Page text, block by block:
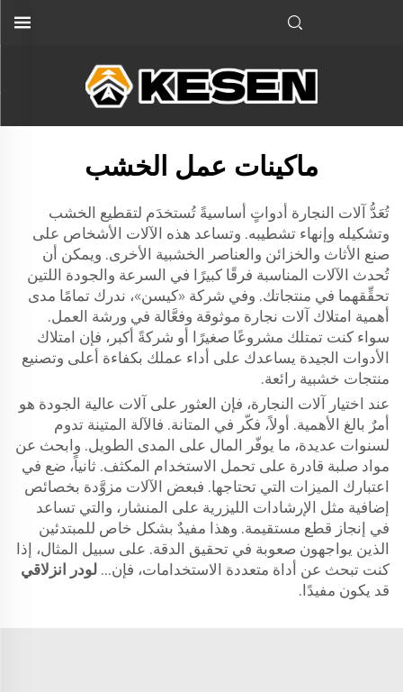
ماكينات عمل الخشب
تُعَدُّ آلات النجارة أدواتٍ أساسيةً تُستخدَم لتقطيع الخشب
وتشكيله وإنهاء تشطيبه. وتساعد هذه الآلات الأشخاص على
صنع الأثاث والخزائن والعناصر الخشبية الأخرى. ويمكن أن
تُحدث الآلات المناسبة فرقًا كبيرًا في السرعة والجودة اللتين
تحقِّقهما في منتجاتك. وفي شركة «كيسن»، ندرك تمامًا مدى
أهمية امتلاك آلات نجارة موثوقة وفعَّالة في ورشة العمل.
سواء كنت تمتلك مشروعًا صغيرًا أو شركةً أكبر، فإن امتلاك
الأدوات الجيدة يساعدك على أداء عملك بكفاءة أعلى وتصنيع
منتجات خشبية رائعة.
عند اختيار آلات النجارة، فإن العثور على آلات عالية الجودة هو
أمرٌ بالغ الأهمية. أولاً، فكّر في المتانة. فالآلة المتينة تدوم
لسنوات عديدة، ما يوفّر المال على المدى الطويل. وابحث عن
مواد صلبة قادرة على تحمل الاستخدام المكثف. ثانياً، ضع في
اعتبارك الميزات التي تحتاجها. فبعض الآلات مزوَّدة بخصائص
إضافية مثل الإرشادات الليزرية على المنشار، والتي تساعد
في إنجاز قطع مستقيمة. وهذا مفيدٌ بشكل خاص للمبتدئين
الذين يواجهون صعوبة في تحقيق الدقة. على سبيل المثال، إذا
كنت تبحث عن أداة متعددة الاستخدامات، فإن... لودر انزلاقي
قد يكون مفيدًا.